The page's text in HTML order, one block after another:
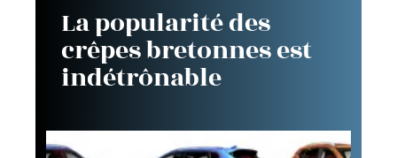
La popularité des
crêpes bretonnes est
indétrônable